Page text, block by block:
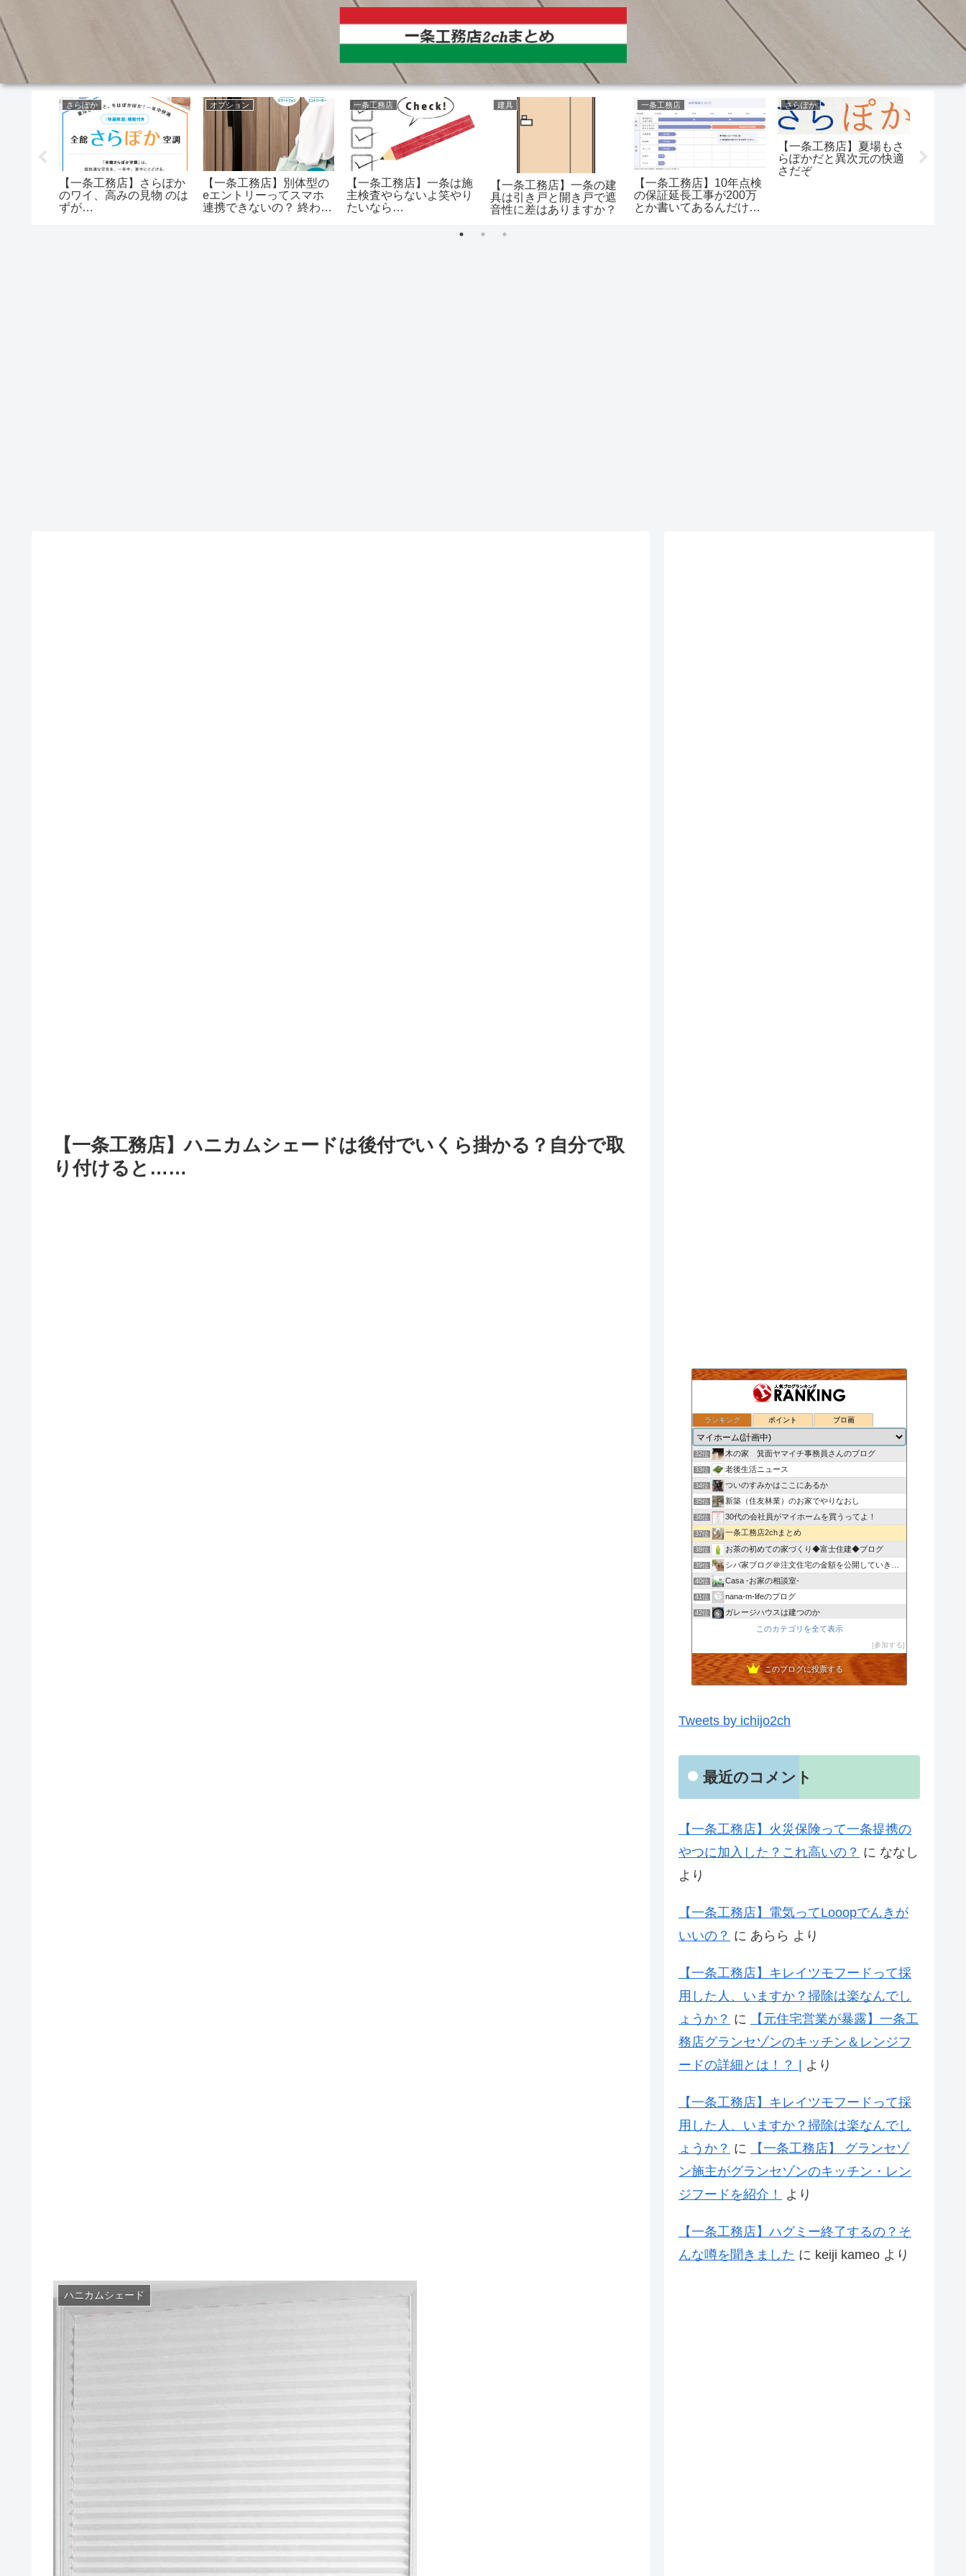
さらぽか
【一条工務店】さらぽか
のワイ、高みの見物 のは
ずが…
オプション
【一条工務店】別体型の
eエントリーってスマホ
連携できないの？ 終わっ
一条工務店
【一条工務店】一条は施
主検査やらないよ笑やり
たいなら…
建具
【一条工務店】一条の建
具は引き戸と開き戸で遮
音性に差はありますか？
一条工務店
【一条工務店】10年点検
の保証延長工事が200万
とか書いてあるんだけ
さらぽか
【一条工務店】夏場もさ
らぽかだと異次元の快適
さだぞ
【一条工務店】ハニカムシェードは後付でいくら掛かる？自分で取
り付けると……
ハニカムシェード
ランキング ポイント ブロ画
30位 注文住宅の施工例［Cecorei.com］BLOG
31位 姫路で注文二世帯住宅を建てたい
32位 木の家 箕面ヤマイチ事務員さんのブログ
33位 老後生活ニュース
34位 ついのすみかはここにあるか
35位 新築（住友林業）のお家でやりなおし
36位 30代の会社員がマイホームを買うってよ！
37位 一条工務店2chまとめ
38位 お茶の初めての家づくり◆富士住建◆ブログ
39位 シバ家ブログ＠注文住宅の金額を公開していきます
40位 Casa -お家の相談室-
41位 nana-m-lifeのブログ
42位 ガレージハウスは建つのか
宮城県仙台市のBORDERLESS株式会社です。
1000万円で家建てました(^^)風水好き節約主婦のローコ…
このカテゴリを全て表示
参加する
このブログに投票する
Tweets by ichijo2ch
最近のコメント
【一条工務店】火災保険って一条提携の
やつに加入した？これ高いの？ に ななし
より
【一条工務店】電気ってLooopでんきが
いいの？ に あらら より
【一条工務店】キレイツモフードって採
用した人、いますか？掃除は楽なんでし
ょうか？ に
【元住宅営業が暴露】一条工
務店グランセゾンのキッチン＆レンジフ
ードの詳細とは！？ |
より
【一条工務店】キレイツモフードって採
用した人、いますか？掃除は楽なんでし
ょうか？ に
【一条工務店】 グランセゾ
ン施主がグランセゾンのキッチン・レン
ジフードを紹介！
より
【一条工務店】ハグミー終了するの？そ
んな噂を聞きました に keiji kameo より